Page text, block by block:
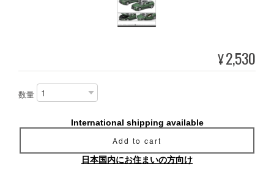
¥2,530
数量
International shipping available
Add to cart
日本国内にお住まいの方向け